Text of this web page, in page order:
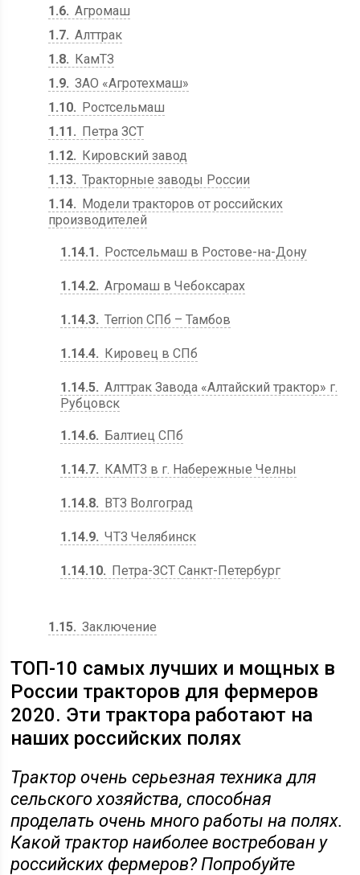
1.6 Агромаш
1.7 Алттрак
1.8
КамТЗ
1.9 ЗАО «Агротехмаш»
1.10
Ростсельмаш
1.11
Петра ЗСТ
1.12
Кировский завод
1.13 Тракторные заводы России
1.14
Модели тракторов от российских
производителей
1.14.1 Ростсельмаш в Ростове-на-Дону
1.14.2 Агромаш в Чебоксарах
1.14.3 Terrion СПб – Тамбов
1.14.4 Кировец в СПб
1.14.5 Алттрак Завода «Алтайский трактор» г.
Рубцовск
1.14.6 Балтиец СПб
1.14.7 КАМТЗ в г. Набережные Челны
1.14.8 ВТЗ Волгоград
1.14.9 ЧТЗ Челябинск
1.14.10 Петра-ЗСТ Санкт-Петербург
1.15 Заключение
ТОП-10 самых лучших и мощных в
России тракторов для фермеров
2020. Эти трактора работают на
наших российских полях
Трактор очень серьезная техника для
сельского хозяйства, способная
проделать очень много работы на полях.
Какой трактор наиболее востребован у
российских фермеров? Попробуйте